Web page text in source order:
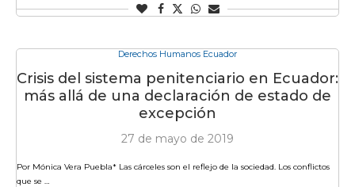
Derechos Humanos Ecuador
Crisis del sistema penitenciario en Ecuador:
más allá de una declaración de estado de
excepción
27 de mayo de 2019
Por Mónica Vera Puebla* Las cárceles son el reflejo de la sociedad. Los conflictos
que se …